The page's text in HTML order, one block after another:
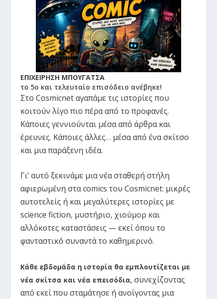
ΕΠΙΧΕΙΡΗΣΗ ΜΠΟΥΓΑΤΣΑ
το 5ο και τελευταίο επισόδειο ανέβηκε!
Στο Cosmicnet αγαπάμε τις ιστορίες που
κοιτούν λίγο πιο πέρα από το προφανές.
Κάποιες γεννιούνται μέσα από άρθρα και
έρευνες. Κάποιες άλλες… μέσα από ένα σκίτσο
και μια παράξενη ιδέα.
Γι’ αυτό ξεκινάμε μια νέα σταθερή στήλη
αφιερωμένη στα comics του Cosmicnet: μικρές
αυτοτελείς ή και μεγαλύτερες ιστορίες με
science fiction, μυστήριο, χιούμορ και
αλλόκοτες καταστάσεις — εκεί όπου το
φανταστικό συναντά το καθημερινό.
Κάθε εβδομάδα η ιστορία θα εμπλουτίζεται με
νέα σκίτσα και νέα επεισόδια, συνεχίζοντας
από εκεί που σταμάτησε ή ανοίγοντας μια